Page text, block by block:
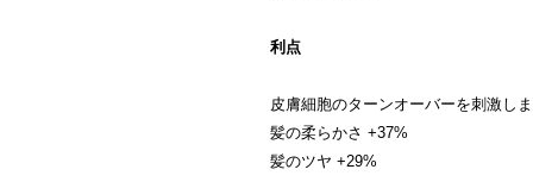
利点
皮膚細胞のターンオーバーを刺激し
髪の柔らかさ +37%
髪のツヤ +29%